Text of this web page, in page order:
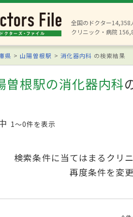
全国のドクター14,358
クリニック・病院
県 山陽曽根駅 消化器内科 の検索結果
曽根駅の消化器内科
1〜0件を表示
検索条件に当てはまるクリ
再度条件を変